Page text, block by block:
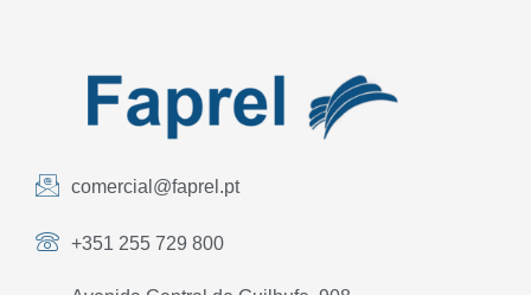
comercial@faprel.pt
+351 255 729 800